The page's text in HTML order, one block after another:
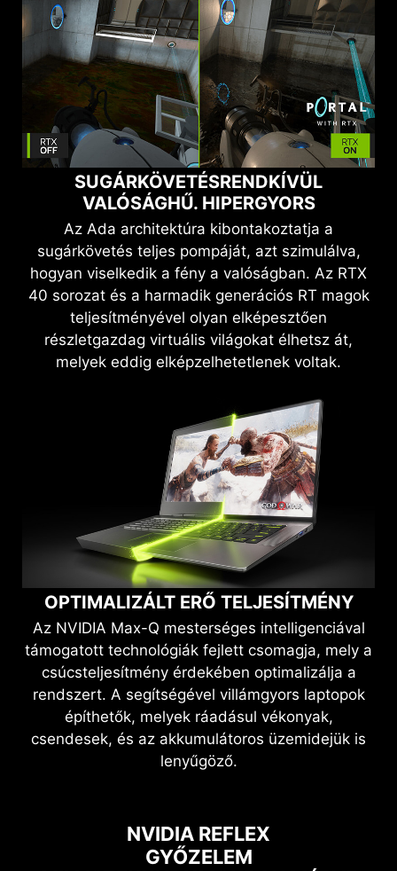
SUGÁRKÖVETÉSRENDKÍVÜL
VALÓSÁGHŰ. HIPERGYORS
Az Ada architektúra kibontakoztatja a
sugárkövetés teljes pompáját, azt szimulálva,
hogyan viselkedik a fény a valóságban. Az RTX
40 sorozat és a harmadik generációs RT magok
teljesítményével olyan elképesztően
részletgazdag virtuális világokat élhetsz át,
melyek eddig elképzelhetetlenek voltak.
OPTIMALIZÁLT ERŐ TELJESÍTMÉNY
Az NVIDIA Max-Q mesterséges intelligenciával
támogatott technológiák fejlett csomagja, mely a
csúcsteljesítmény érdekében optimalizálja a
rendszert. A segítségével villámgyors laptopok
építhetők, melyek ráadásul vékonyak,
csendesek, és az akkumulátoros üzemidejük is
lenyűgöző.
JUSS EL TOVÁBB A MESTERSÉGES
INTELLIGENCIÁVAL,
A DEDIKÁLT GRAFIKUS MÓD (MUX
DESIGN)
NVIDIA REFLEX
GYŐZELEM
VIRTUÁLIS VALÓSÁG
A legnagyobb teljesítményt nyújtó grafika a
RESIZABLE BAR
A Resizable BAR egy fejlett PCI Express funkció,